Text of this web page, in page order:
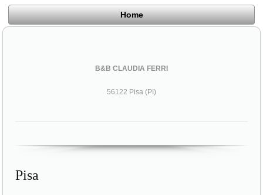
Home
B&B CLAUDIA FERRI
56122 Pisa (PI)
Pisa